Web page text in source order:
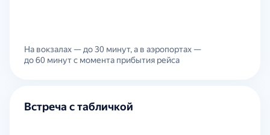
На вокзалах — до 30 минут, а в аэропортах —
до 60 минут с момента прибытия рейса
Встреча с табличкой